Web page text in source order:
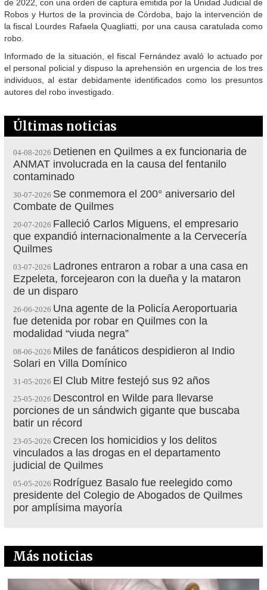
de 2022, con una orden de captura emitida por la Unidad Judicial de
Robos y Hurtos de la provincia de Córdoba, bajo la intervención de
la fiscal Lourdes Rafaela Quagliatti, por una causa caratulada como
robo.
Informado de la situación, el fiscal Fernández avaló lo actuado por
el personal policial y dispuso la aprehensión en urgencia de los tres
individuos, al estar debidamente identificados como los presuntos
autores del robo investigado.
Últimas noticias
04-08-2026 Detienen en Quilmes a ex funcionaria de
ANMAT involucrada en la causa del fentanilo
contaminado
30-07-2026 Se conmemora el 200° aniversario del
Combate de Quilmes
20-07-2026 Falleció Carlos Miguens, el empresario
que expandió internacionalmente a la Cervecería
Quilmes
03-07-2026 Ladrones entraron a robar a una casa en
Ezpeleta, forcejearon con la dueña y la mataron
de un disparo
26-06-2026 Una agente de la Policía Aeroportuaria
fue detenida por robar en Quilmes con la
modalidad “viuda negra”
08-06-2026 Miles de fanáticos despidieron al Indio
Solari en Villa Domínico
31-05-2026 El Club Mitre festejó sus 92 años
25-05-2026 Descontrol en Wilde para llevarse
porciones de un sándwich gigante que buscaba
batir un récord
23-05-2026 Crecen los homicidios y los delitos
vinculados a las drogas en el departamento
judicial de Quilmes
05-05-2026 Rodríguez Basalo fue reelegido como
presidente del Colegio de Abogados de Quilmes
por amplísima mayoría
Más noticias